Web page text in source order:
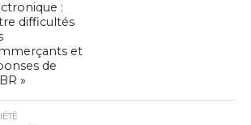
:
difficultés
et
de
»